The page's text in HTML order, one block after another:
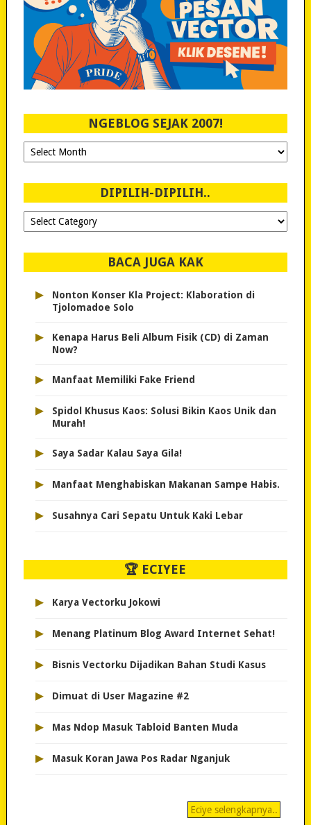
NGEBLOG SEJAK 2007!
Ngeblog
Sejak
DIPILIH-DIPILIH..
Dipilih-
dipilih..
BACA JUGA KAK
▸
Nonton Konser Kla Project: Klaboration di
Tjolomadoe Solo
▸
Kenapa Harus Beli Album Fisik (CD) di Zaman
Now?
▸ Manfaat Memiliki Fake Friend
▸
Spidol Khusus Kaos: Solusi Bikin Kaos Unik dan
Murah!
▸ Saya Sadar Kalau Saya Gila!
▸ Manfaat Menghabiskan Makanan Sampe Habis.
▸ Susahnya Cari Sepatu Untuk Kaki Lebar
🏆 ECIYEE
▸ Karya Vectorku Jokowi
▸ Menang Platinum Blog Award Internet Sehat!
▸ Bisnis Vectorku Dijadikan Bahan Studi Kasus
▸ Dimuat di User Magazine #2
▸ Mas Ndop Masuk Tabloid Banten Muda
▸ Masuk Koran Jawa Pos Radar Nganjuk
Eciye selengkapnya..